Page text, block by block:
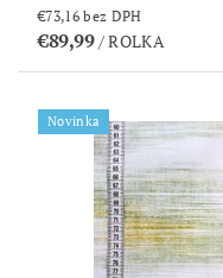
€73,16 bez DPH
€89,99/ ROLKA
Novinka